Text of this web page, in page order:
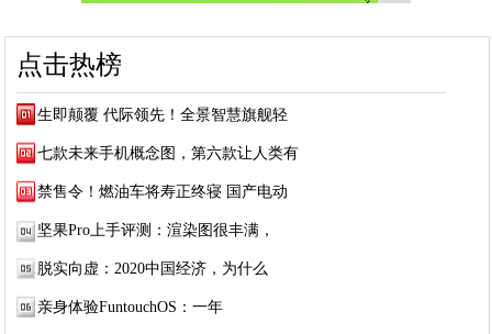
点击热榜
生即颠覆 代际领先！全景智慧旗舰轻
七款未来手机概念图，第六款让人类有
禁售令！燃油车将寿正终寝 国产电动
坚果Pro上手评测：渲染图很丰满，
脱实向虚：2020中国经济，为什么
亲身体验FuntouchOS：一年